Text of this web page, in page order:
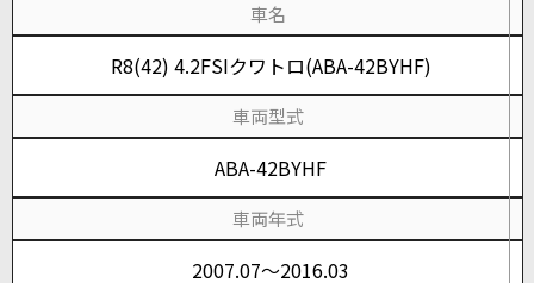
車名
R8(42) 4.2FSIクワトロ(ABA-42BYHF)
車両型式
ABA-42BYHF
車両年式
2007.07～2016.03